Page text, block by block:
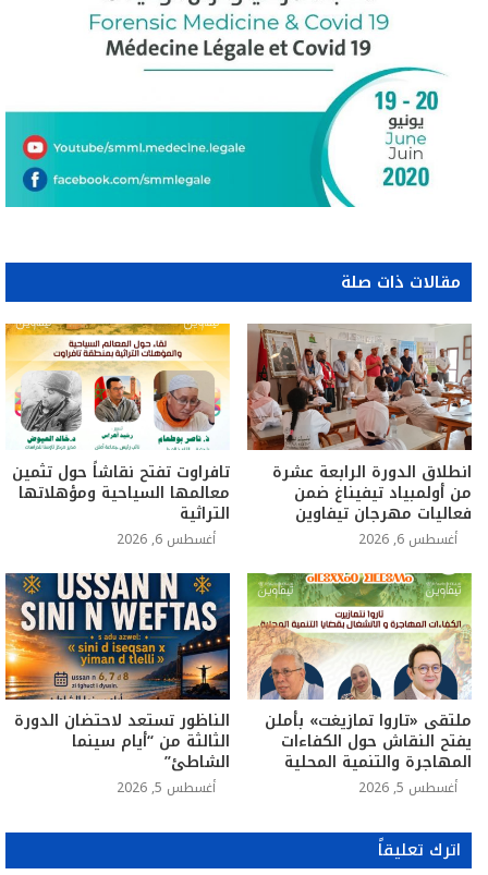
مقالات ذات صلة
انطلاق الدورة الرابعة عشرة
من أولمبياد تيفيناغ ضمن
فعاليات مهرجان تيفاوين
أغسطس 6, 2026
تافراوت تفتح نقاشاً حول تثمين
معالمها السياحية ومؤهلاتها
التراثية
أغسطس 6, 2026
ملتقى «تاروا تمازيغت» بأملن
يفتح النقاش حول الكفاءات
المهاجرة والتنمية المحلية
أغسطس 5, 2026
الناظور تستعد لاحتضان الدورة
الثالثة من “أيام سينما
الشاطئ”
أغسطس 5, 2026
اترك تعليقاً